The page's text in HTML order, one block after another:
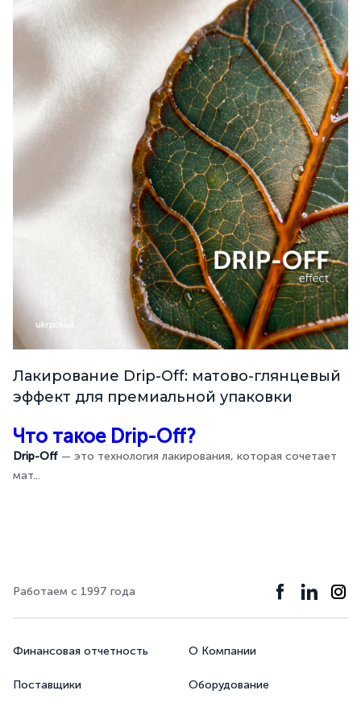
Лакирование Drip-Off: матово-глянцевый
эффект для премиальной упаковки
Что такое Drip-Off?
Drip-Off — это технология лакирования, которая сочетает
мат...
Работаем с 1997 года
Финансовая отчетность
Поставщики
О Компании
Оборудование